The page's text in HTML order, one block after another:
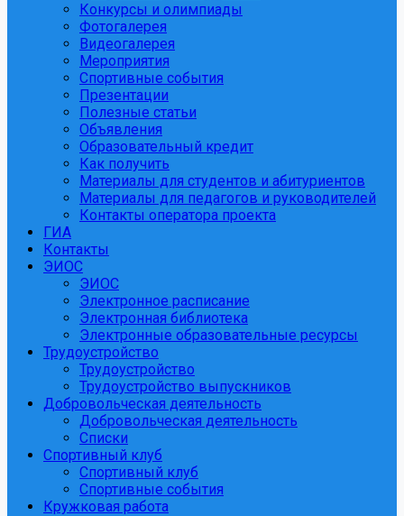
Конкурсы и олимпиады
Фотогалерея
Видеогалерея
Мероприятия
Спортивные события
Презентации
Полезные статьи
Объявления
Образовательный кредит
Как получить
Материалы для студентов и абитуриентов
Материалы для педагогов и руководителей
Контакты оператора проекта
ГИА
Контакты
ЭИОС
ЭИОС
Электронное расписание
Электронная библиотека
Электронные образовательные ресурсы
Трудоустройство
Трудоустройство
Трудоустройство выпускников
Добровольческая деятельность
Добровольческая деятельность
Списки
Спортивный клуб
Спортивный клуб
Спортивные события
Кружковая работа